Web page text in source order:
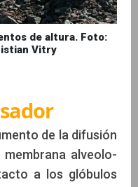
de altura. Foto:
Vitry
de la difusión
alveolo-
a los glóbulos